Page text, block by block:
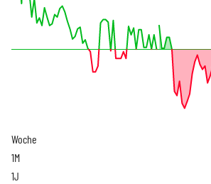
Woche
1M
1J